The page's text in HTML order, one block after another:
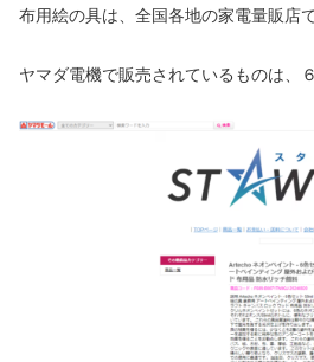
布用絵の具は、全国各地の家電量販店
ヤマダ電機で販売されているものは、